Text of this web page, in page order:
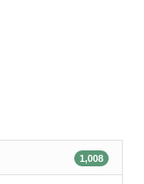
1,008